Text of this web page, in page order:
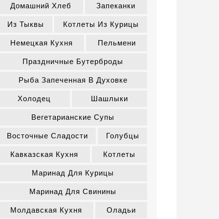
Домашний Хлеб Запеканки
Из Тыквы Котлеты Из Курицы
Немецкая Кухня Пельмени
Праздничные Бутерброды
Рыба Запеченная В Духовке
Холодец Шашлыки
Вегетарианские Супы
Восточные Сладости Голубцы
Кавказская Кухня Котлеты
Маринад Для Курицы
Маринад Для Свинины
Молдавская Кухня Оладьи